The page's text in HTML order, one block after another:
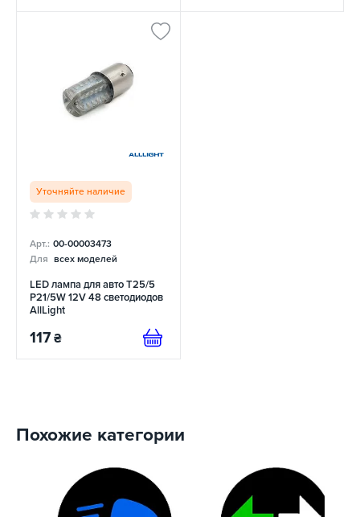
Уточняйте наличие
Арт.: 00-00003473
Для всех моделей
LED лампа для авто T25/5
P21/5W 12V 48 светодиодов
AllLight
117 ₴
Похожие категории